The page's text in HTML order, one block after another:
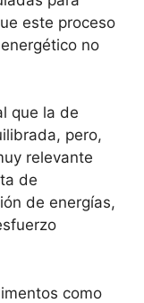
este proceso
no
que la de
pero,
relevante
de
de energías,
como